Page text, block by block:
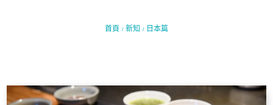
首頁 / 新知 / 日本篇